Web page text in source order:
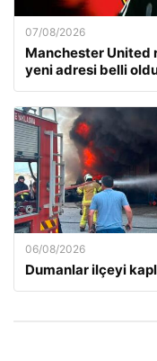
07/08/2026
Manchester United
yeni adresi belli
06/08/2026
Dumanlar ilçeyi